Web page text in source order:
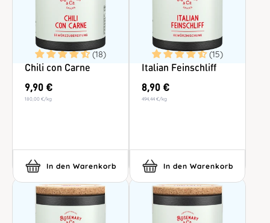
(18)
Chili con Carne
9,90 €
180,00 €/kg
In den Warenkorb
(15)
Italian Feinschliff
8,90 €
494,44 €/kg
In den Warenkorb